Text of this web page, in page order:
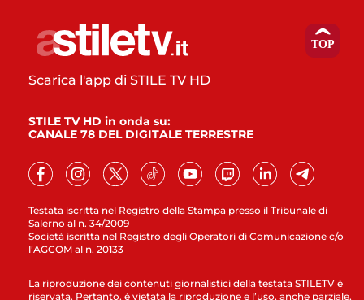
Testata iscritta nel Registro della Stampa presso il Tribunale di
Salerno al n. 34/2009
Società iscritta nel Registro degli Operatori di Comunicazione c/o
l’AGCOM al n. 20133
Scarica l'app di STILE TV HD
STILE TV HD in onda su:
CANALE 78 DEL DIGITALE TERRESTRE
La riproduzione dei contenuti giornalistici della testata STILETV è
riservata. Pertanto, è vietata la riproduzione e l’uso, anche parziale,